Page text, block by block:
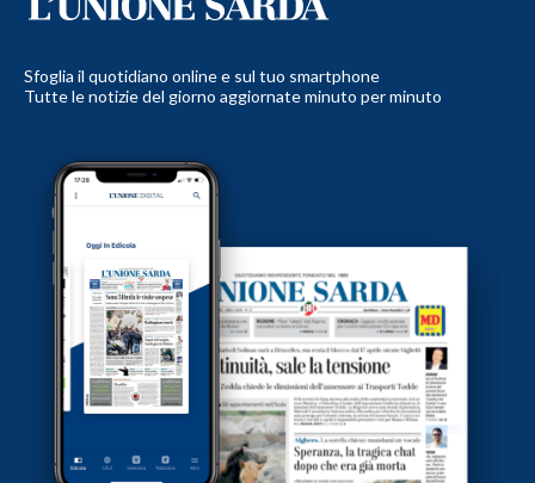
Sfoglia il quotidiano online e sul tuo smartphone
Tutte le notizie del giorno aggiornate minuto per minuto